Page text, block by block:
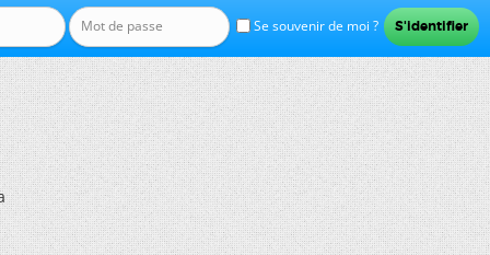
Se souvenir de moi ?